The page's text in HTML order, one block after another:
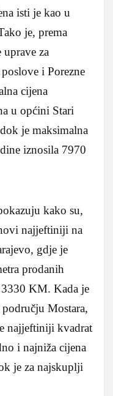
isti je kao u
je, prema
uprave za
i Porezne
cijena
u općini Stari
je maksimalna
iznosila 7970
kako su,
najjeftiniji na
gdje je
prodanih
KM. Kada je
Mostara,
najjeftiniji kvadrat
i najniža cijena
je za najskuplji